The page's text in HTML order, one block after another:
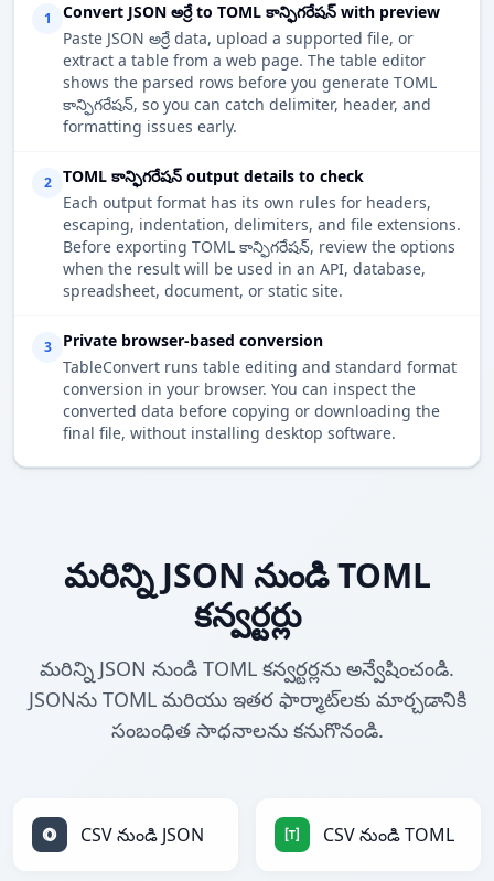
1
Convert JSON అర్రే to TOML కాన్ఫిగరేషన్ with preview
Paste JSON అర్రే data, upload a supported file, or
extract a table from a web page. The table editor
shows the parsed rows before you generate TOML
కాన్ఫిగరేషన్, so you can catch delimiter, header, and
formatting issues early.
2
TOML కాన్ఫిగరేషన్ output details to check
Each output format has its own rules for headers,
escaping, indentation, delimiters, and file extensions.
Before exporting TOML కాన్ఫిగరేషన్, review the options
when the result will be used in an API, database,
spreadsheet, document, or static site.
3
Private browser-based conversion
TableConvert runs table editing and standard format
conversion in your browser. You can inspect the
converted data before copying or downloading the
final file, without installing desktop software.
మరిన్ని JSON నుండి TOML
కన్వర్టర్లు
మరిన్ని JSON నుండి TOML కన్వర్టర్లను అన్వేషించండి.
JSONను TOML మరియు ఇతర ఫార్మాట్‌లకు మార్చడానికి
సంబంధిత సాధనాలను కనుగొనండి.
CSV నుండి JSON CSV నుండి TOML